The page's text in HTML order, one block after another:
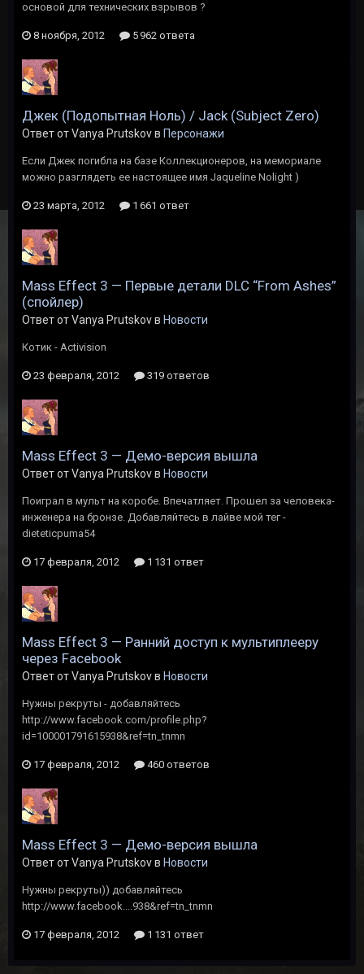
основой для технических взрывов ?
8 ноября, 2012 5 962 ответа
Джек (Подопытная Ноль) / Jack (Subject Zero)
Ответ от Vanya Prutskov в Персонажи
Если Джек погибла на базе Коллекционеров, на мемориале
можно разглядеть ее настоящее имя Jaqueline Nolight )
23 марта, 2012 1 661 ответ
Mass Effect 3 — Первые детали DLC “From Ashes”
(спойлер)
Ответ от Vanya Prutskov в Новости
Котик - Activision
23 февраля, 2012 319 ответов
Mass Effect 3 — Демо-версия вышла
Ответ от Vanya Prutskov в Новости
Поиграл в мульт на коробе. Впечатляет. Прошел за человека-
инженера на бронзе. Добавляйтесь в лайве мой тег -
dieteticpuma54
17 февраля, 2012 1 131 ответ
Mass Effect 3 — Ранний доступ к мультиплееру
через Facebook
Ответ от Vanya Prutskov в Новости
Нужны рекруты - добавляйтесь
http://www.facebook.com/profile.php?
id=100001791615938&ref=tn_tnmn
17 февраля, 2012 460 ответов
Mass Effect 3 — Демо-версия вышла
Ответ от Vanya Prutskov в Новости
Нужны рекруты)) добавляйтесь
http://www.facebook....938&ref=tn_tnmn
17 февраля, 2012 1 131 ответ